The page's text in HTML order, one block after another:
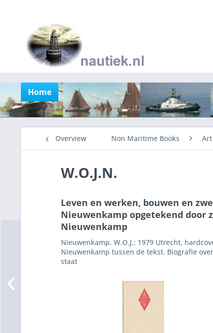
Home
Overview Non Maritime Books Art
W.O.J.N.
Leven en werken, bouwen en
Nieuwenkamp opgetekend door
Nieuwenkamp
Nieuwenkamp, W.O.J.: 1979 Utrecht,
Nieuwenkamp tussen de tekst. Biografie
staat